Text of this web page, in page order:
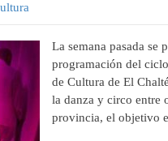
La semana pasada se
programación del
de Cultura de El
la danza y circo entre
provincia, el objetivo